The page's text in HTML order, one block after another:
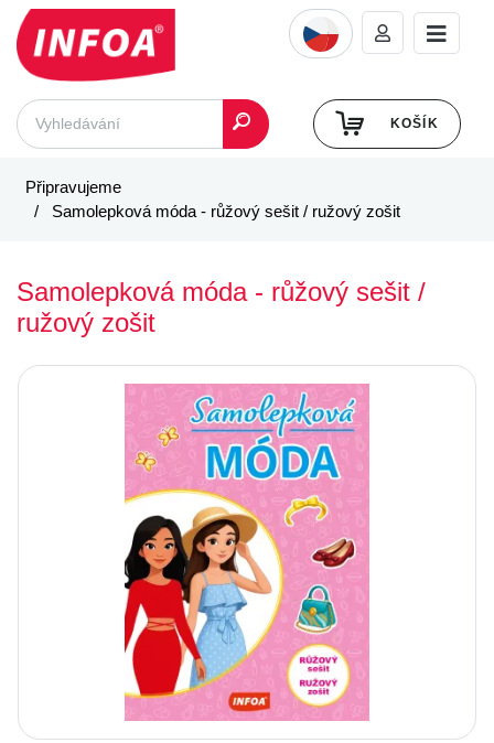
KOŠÍK
Připravujeme
Samolepková móda - růžový sešit / ružový zošit
Samolepková móda - růžový sešit /
ružový zošit